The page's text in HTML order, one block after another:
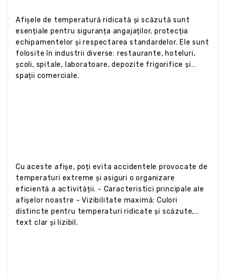
Afișele de temperatură ridicată și scăzută sunt
esențiale pentru siguranța angajaților, protecția
echipamentelor și respectarea standardelor. Ele sunt
folosite în industrii diverse: restaurante, hoteluri,
școli, spitale, laboratoare, depozite frigorifice și
spații comerciale.
Cu aceste afișe, poți evita accidentele provocate de
temperaturi extreme și asiguri o organizare
eficientă a activității. - Caracteristici principale ale
afișelor noastre - Vizibilitate maximă: Culori
distincte pentru temperaturi ridicate și scăzute,
text clar și lizibil.